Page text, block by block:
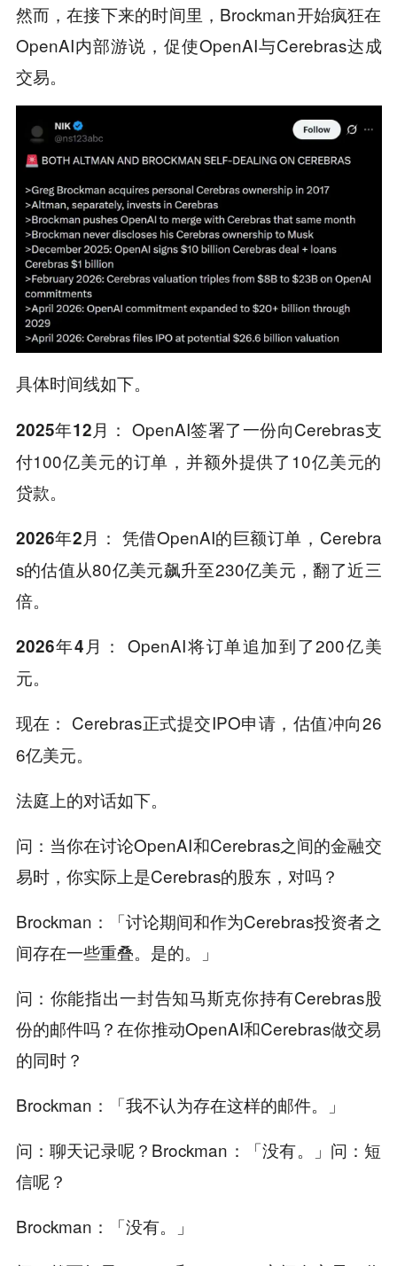
然而，在接下来的时间里，Brockman开始疯狂在
OpenAI内部游说，促使OpenAI与Cerebras达成
交易。
具体时间线如下。
2025年12月： OpenAI签署了一份向Cerebras支
付100亿美元的订单，并额外提供了10亿美元的
贷款。
2026年2月： 凭借OpenAI的巨额订单，Cerebra
s的估值从80亿美元飙升至230亿美元，翻了近三
倍。
2026年4月： OpenAI将订单追加到了200亿美
元。
现在： Cerebras正式提交IPO申请，估值冲向26
6亿美元。
法庭上的对话如下。
问：当你在讨论OpenAI和Cerebras之间的金融交
易时，你实际上是Cerebras的股东，对吗？
Brockman：「讨论期间和作为Cerebras投资者之
间存在一些重叠。是的。」
问：你能指出一封告知马斯克你持有Cerebras股
份的邮件吗？在你推动OpenAI和Cerebras做交易
的同时？
Brockman：「我不认为存在这样的邮件。」
问：聊天记录呢？Brockman：「没有。」问：短
信呢？
Brockman：「没有。」